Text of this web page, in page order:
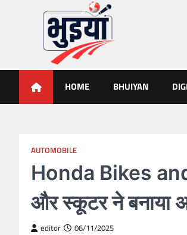
भुइयां, BHUIYAN,
HOME BHUIYAN
AUTOMOBILE
Honda Bikes
और स्कूटर ने बनाया
editor 06/11/2025